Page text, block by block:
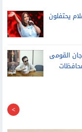
الساحل هو نمبر وان
يحتفلون